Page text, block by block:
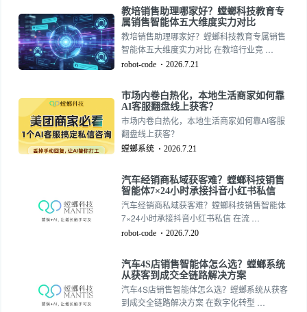
教培销售助理哪家好？螳螂科技教育专
属销售智能体五大维度实力对比
教培销售助理哪家好？螳螂科技教育专属销售
智能体五大维度实力对比 在教培行业竞 …
robot-code 2026.7.21
市场内卷白热化，本地生活商家如何靠
AI客服翻盘线上获客？
市场内卷白热化，本地生活商家如何靠AI客服
翻盘线上获客？
螳螂系统 2026.7.21
汽车经销商私域获客难？螳螂科技销售
智能体7×24小时承接抖音小红书私信
汽车经销商私域获客难？螳螂科技销售智能体
7×24小时承接抖音小红书私信 在流 …
robot-code 2026.7.20
汽车4S店销售智能体怎么选？螳螂系统
从获客到成交全链路解决方案
汽车4S店销售智能体怎么选？螳螂系统从获客
到成交全链路解决方案 在数字化转型 …